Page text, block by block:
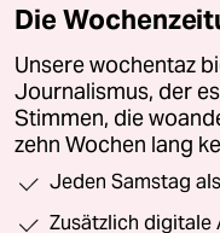
Die
Unsere wochentaz
Journalismus, der
Stimmen, die
zehn Wochen lang
Jeden Samstag
Zusätzlich digitale